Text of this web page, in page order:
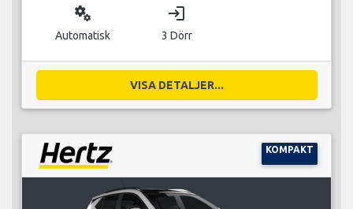
miscellaneous_services
Automatisk
login
3 Dörr
VISA DETALJER...
KOMPAKT